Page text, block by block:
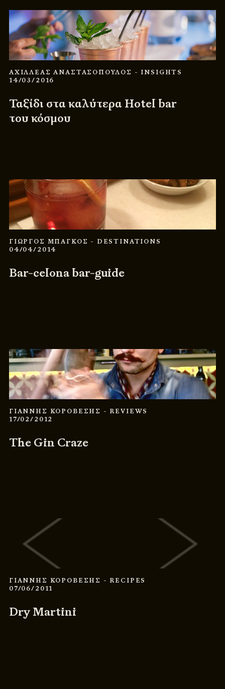
ΑΧΙΛΛΕΑΣ ΑΝΑΣΤΑΣΟΠΟΥΛΟΣ - INSIGHTS
14/03/2016
Ταξίδι στα καλύτερα Hotel bar
του κόσμου
ΓΙΩΡΓΟΣ ΜΠΑΓΚΟΣ - DESTINATIONS
04/04/2014
Bar-celona bar-guide
ΓΙΑΝΝΗΣ ΚΟΡΟΒΕΣΗΣ - REVIEWS
17/02/2012
The Gin Craze
ΓΙΑΝΝΗΣ ΚΟΡΟΒΕΣΗΣ - RECIPES
07/06/2011
Dry Martini